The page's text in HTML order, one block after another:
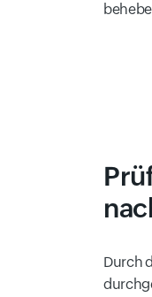
Durch